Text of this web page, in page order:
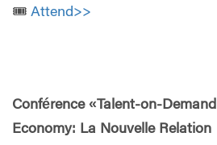
🎟️ Attend>>
Conférence «Talent-on-Demand
Economy: La Nouvelle Relation